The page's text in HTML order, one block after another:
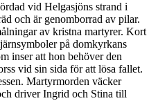
vid Helgasjöns strand i
och är genomborrad av pilar.
av kristna martyrer. Kort
på domkyrkans
inser att hon behöver den
vid sin sida för att lösa fallet.
Martyrmorden väcker
driver Ingrid och Stina till